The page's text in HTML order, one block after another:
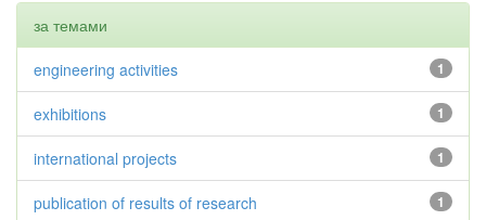
за темами
1
engineering activities
1
exhibitions
1
international projects
1
publication of results of research